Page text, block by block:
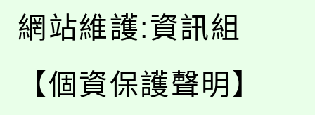
網站維護:資訊組
【個資保護聲明】